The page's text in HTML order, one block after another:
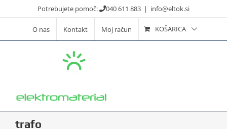
to
Potrebujete pomoč: 040 611 883 | info@eltok.si
O nas Kontakt Moj račun KOŠARICA
trafo